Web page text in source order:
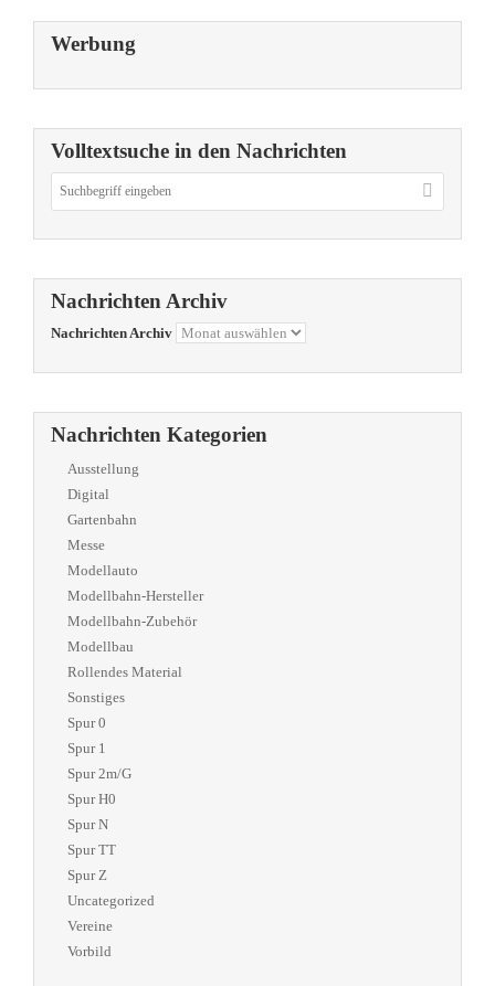
Werbung
Volltextsuche in den Nachrichten
Nachrichten Archiv
Nachrichten Archiv
Nachrichten Kategorien
Ausstellung
Digital
Gartenbahn
Messe
Modellauto
Modellbahn-Hersteller
Modellbahn-Zubehör
Modellbau
Rollendes Material
Sonstiges
Spur 0
Spur 1
Spur 2m/G
Spur H0
Spur N
Spur TT
Spur Z
Uncategorized
Vereine
Vorbild